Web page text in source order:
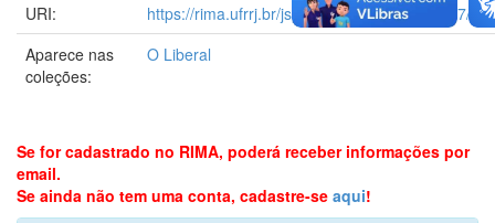
URI:
https://rima.ufrrj.br/jspui/handle/20.500.14407/
Aparece nas
coleções:
O Liberal
Se for cadastrado no RIMA, poderá receber informações por
email.
Se ainda não tem uma conta, cadastre-se aqui!